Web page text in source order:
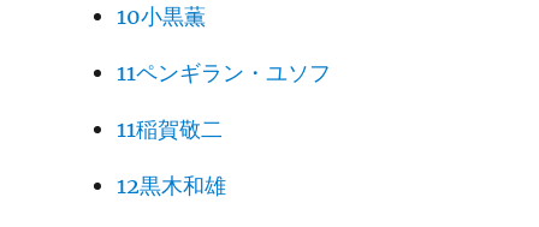
10小黒薫
11ペンギラン・ユソフ
11稲賀敬二
12黒木和雄